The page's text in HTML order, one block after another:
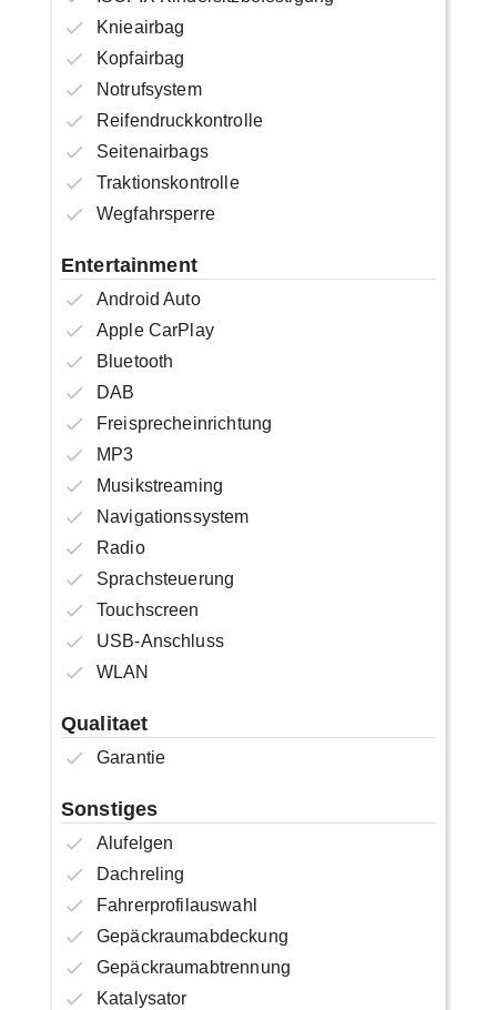
Knieairbag
Kopfairbag
Notrufsystem
Reifendruckkontrolle
Seitenairbags
Traktionskontrolle
Wegfahrsperre
Entertainment
Android Auto
Apple CarPlay
Bluetooth
DAB
Freisprecheinrichtung
MP3
Musikstreaming
Navigationssystem
Radio
Sprachsteuerung
Touchscreen
USB-Anschluss
WLAN
Qualitaet
Garantie
Sonstiges
Alufelgen
Dachreling
Fahrerprofilauswahl
Gepäckraumabdeckung
Gepäckraumabtrennung
Katalysator